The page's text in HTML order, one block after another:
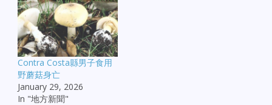
Contra Costa縣男子食用
野蘑菇身亡
January 29, 2026
In "地方新聞"